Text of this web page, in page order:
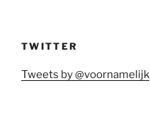
TWITTER
Tweets by @voornamelijk